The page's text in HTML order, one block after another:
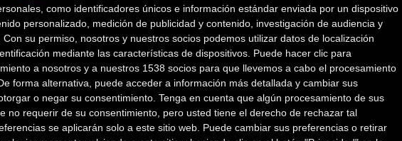
como identificadores únicos e información estándar enviada por un dispositivo
personalizado, medición de publicidad y contenido, investigación de audiencia y
Con su permiso, nosotros y nuestros socios podemos utilizar datos de localización
mediante las características de dispositivos. Puede hacer clic para
a nosotros y a nuestros 1538 socios para que llevemos a cabo el procesamiento
forma alternativa, puede acceder a información más detallada y cambiar sus
o negar su consentimiento. Tenga en cuenta que algún procesamiento de sus
no requerir de su consentimiento, pero usted tiene el derecho de rechazar tal
se aplicarán solo a este sitio web. Puede cambiar sus preferencias o retirar
LA GRUPETTA BH
CONCEPT STORE
29 FACTORY